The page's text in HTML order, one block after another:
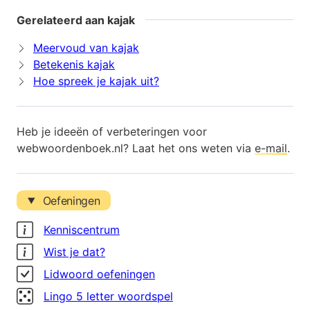
Gerelateerd aan kajak
Meervoud van kajak
Betekenis kajak
Hoe spreek je kajak uit?
Heb je ideeën of verbeteringen voor
webwoordenboek.nl? Laat het ons weten via e-mail.
Oefeningen
Kenniscentrum
Wist je dat?
Lidwoord oefeningen
Lingo 5 letter woordspel